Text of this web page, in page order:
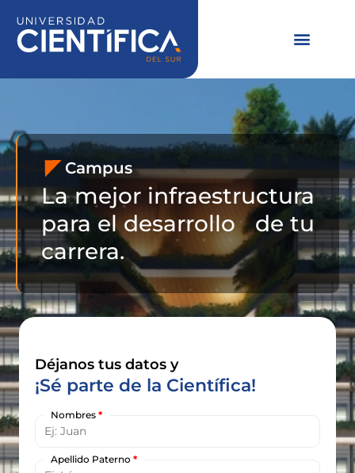
contenido
Campus
La mejor infraestructura
para el desarrollo de tu
carrera.
Déjanos tus datos y
¡Sé parte de la Científica!
Nombres *
Apellido Paterno *